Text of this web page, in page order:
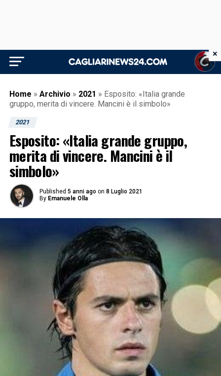
Home » Archivio » 2021 » Esposito: «Italia grande
gruppo, merita di vincere. Mancini è il simbolo»
2021
Esposito: «Italia grande gruppo,
merita di vincere. Mancini è il
simbolo»
Published 5 anni ago on 8 Luglio 2021
By Emanuele Olla
×